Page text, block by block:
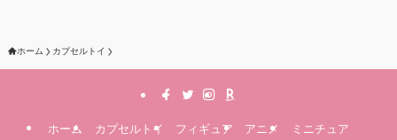
ホーム カプセルトイ
ホーム カプセルトイ フィギュア アニメ ミニチュア